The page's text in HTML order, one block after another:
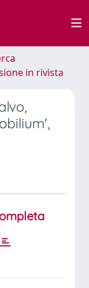
in rivista